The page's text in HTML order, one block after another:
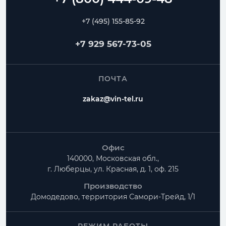
+7 (495) 155-85-92
+7 929 567-73-05
ПОЧТА
zakaz@vin-tel.ru
Офис
140000, Московская обл.,
г. Люберцы, ул. Красная, д. 1, оф. 215
Производство
Домодедово, территория Самори-Трейд, 1/1